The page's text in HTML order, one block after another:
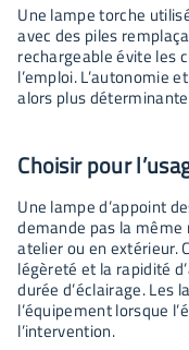
Une lampe torche
avec des piles
rechargeable évite les
l’emploi. L’autonomie
alors plus
Choisir pour
Une lampe d’appoint
demande pas la même
atelier ou en extérieur.
légèreté et la rapidité
durée d’éclairage. Les
l’équipement lorsque
l’intervention.